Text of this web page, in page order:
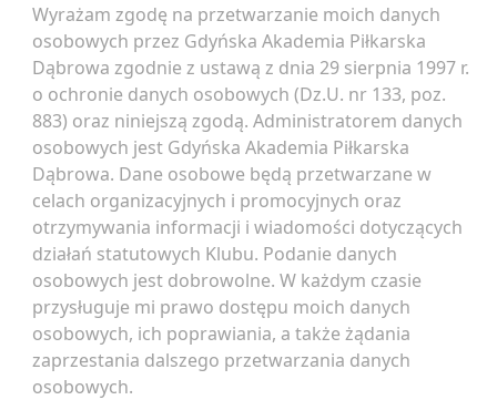
Wyrażam zgodę na przetwarzanie moich danych
osobowych przez Gdyńska Akademia Piłkarska
Dąbrowa zgodnie z ustawą z dnia 29 sierpnia 1997 r.
o ochronie danych osobowych (Dz.U. nr 133, poz.
883) oraz niniejszą zgodą. Administratorem danych
osobowych jest Gdyńska Akademia Piłkarska
Dąbrowa. Dane osobowe będą przetwarzane w
celach organizacyjnych i promocyjnych oraz
otrzymywania informacji i wiadomości dotyczących
działań statutowych Klubu. Podanie danych
osobowych jest dobrowolne. W każdym czasie
przysługuje mi prawo dostępu moich danych
osobowych, ich poprawiania, a także żądania
zaprzestania dalszego przetwarzania danych
osobowych.